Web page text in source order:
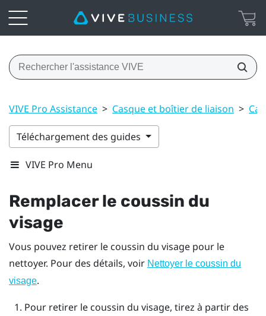
VIVE Pro Assistance > Casque et boîtier de liaison >
Téléchargement des guides
VIVE Pro Menu
Remplacer le coussin du
visage
Vous pouvez retirer le coussin du visage pour le
nettoyer. Pour des détails, voir Nettoyer le coussin du
visage.
Pour retirer le coussin du visage, tirez à partir des